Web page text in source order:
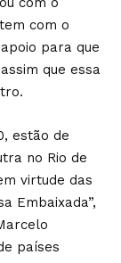
com o
para que
que essa
estão de
no Rio de
virtude das
Embaixada”,
países